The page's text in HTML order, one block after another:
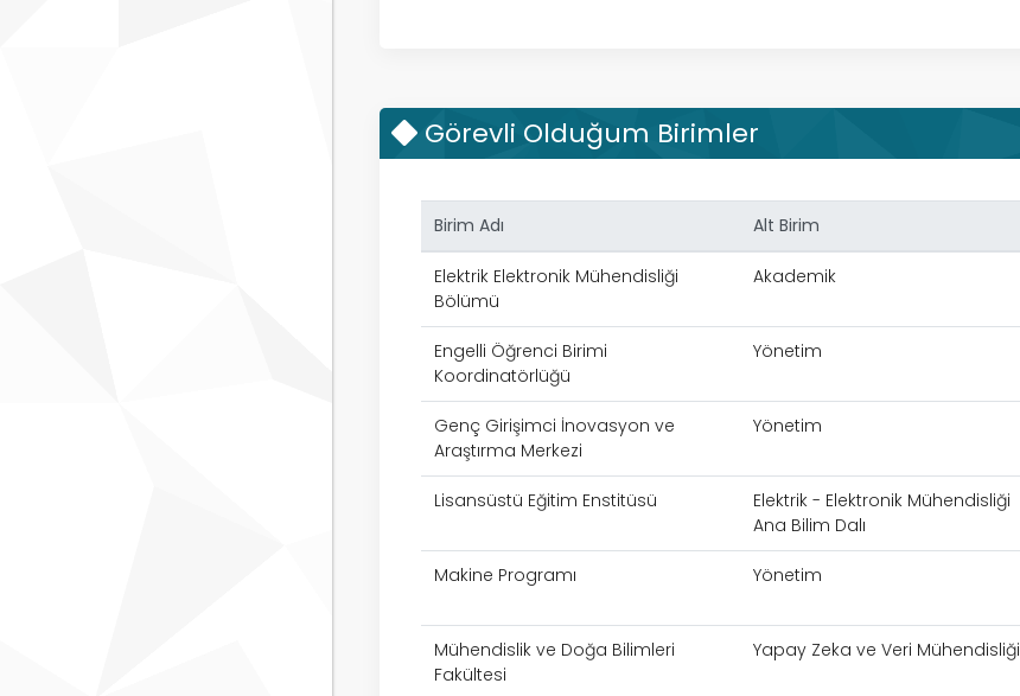
Görevli Olduğum Birimler
Birim Adı Alt Birim
Elektrik Elektronik Mühendisliği
Bölümü
Akademik
Engelli Öğrenci Birimi
Koordinatörlüğü
Yönetim
Genç Girişimci İnovasyon ve
Araştırma Merkezi
Yönetim
Lisansüstü Eğitim Enstitüsü
Elektrik - Elektronik Mühendisliği
Ana Bilim Dalı
Makine Programı Yönetim
Mühendislik ve Doğa Bilimleri
Fakültesi
Yapay Zeka ve Veri Mühendisliği